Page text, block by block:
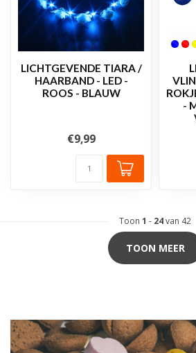
LICHTGEVENDE TIARA /
HAARBAND - LED -
ROOS - BLAUW
€9,99
-
Toon 1 - 24van 42
TOON MEER